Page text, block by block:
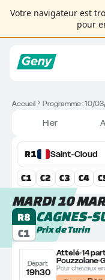
Votre navigateur est
pour
Accueil Programme : 10/
Hier
R1 Saint-Cloud
C1 C2 C3 C4 C
MARDI 10
R8
C1
CAGNES-
Prix de Turin
Départ
19h30
Attelé14
Pouzzolane